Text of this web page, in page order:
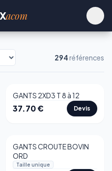
acom
294 références
GANTS 2XD3 T 8 à 12
37.70€ Devis
GANTS CROUTE BOVIN
ORD
Taille unique